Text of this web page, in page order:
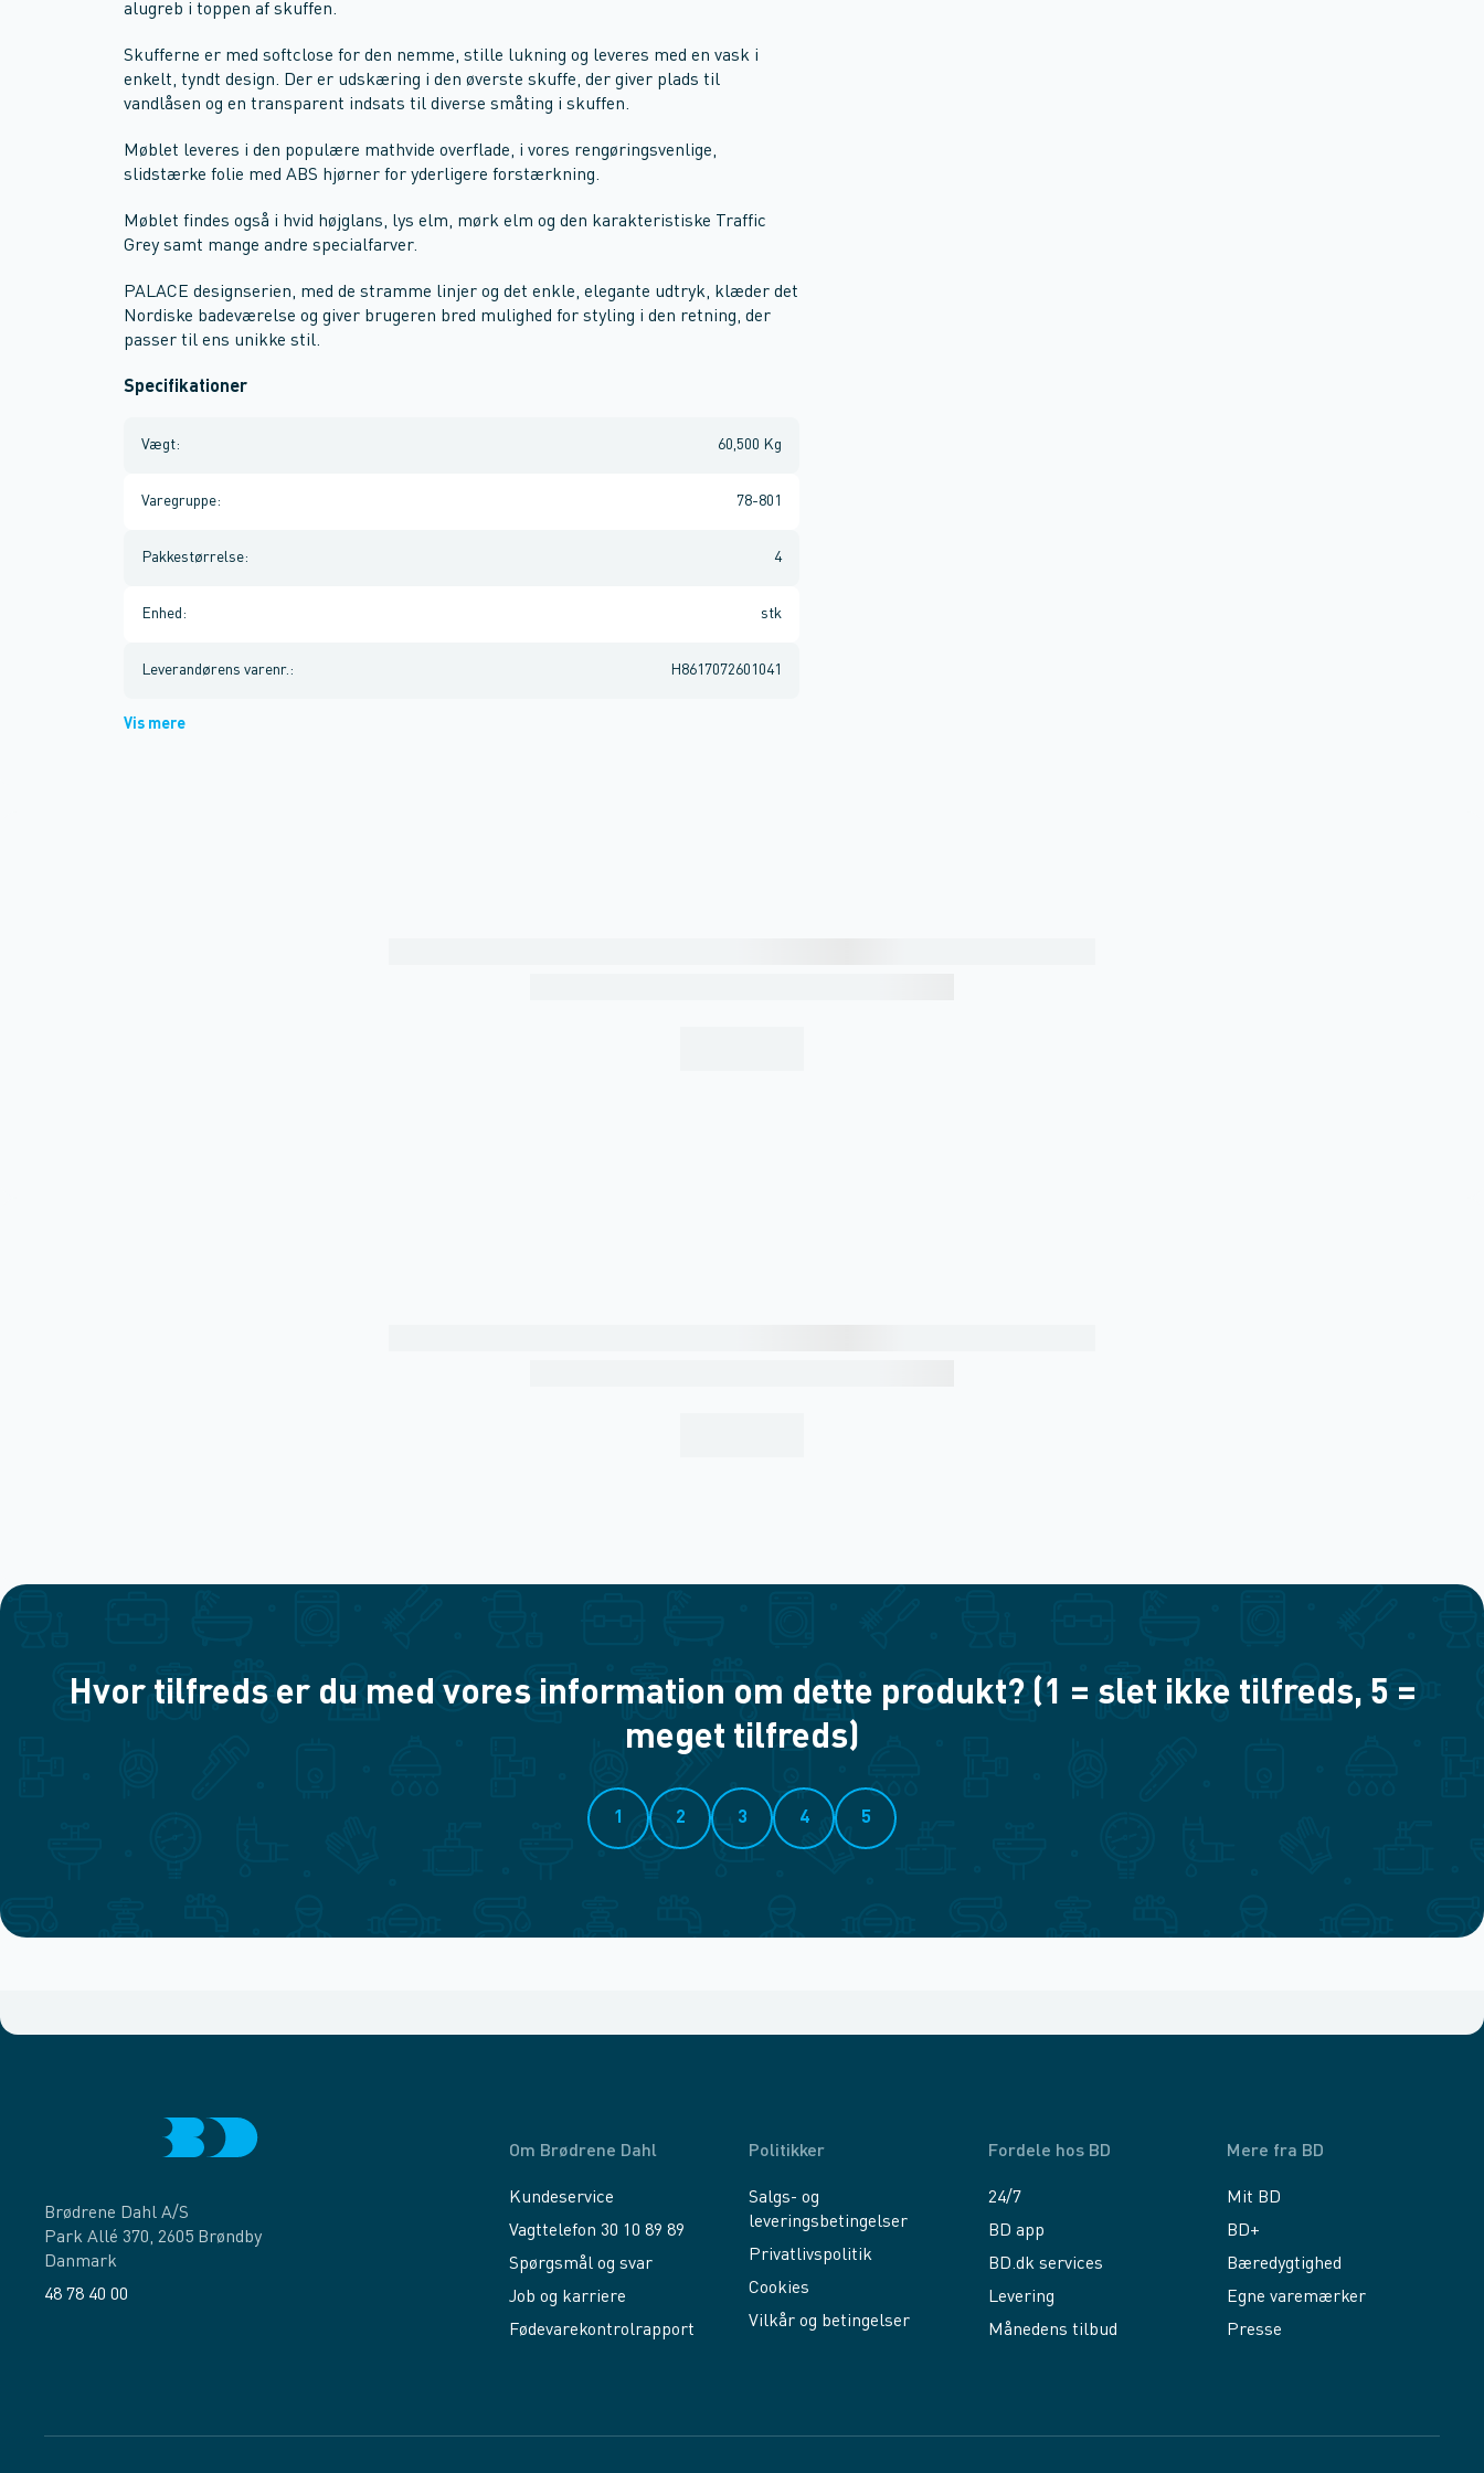
alugreb i toppen af skuffen.
Skufferne er med softclose for den nemme, stille lukning og leveres med en vask i
enkelt, tyndt design. Der er udskæring i den øverste skuffe, der giver plads til
vandlåsen og en transparent indsats til diverse småting i skuffen.
Møblet leveres i den populære mathvide overflade, i vores rengøringsvenlige,
slidstærke folie med ABS hjørner for yderligere forstærkning.
Møblet findes også i hvid højglans, lys elm, mørk elm og den karakteristiske Traffic
Grey samt mange andre specialfarver.
PALACE designserien, med de stramme linjer og det enkle, elegante udtryk, klæder det
Nordiske badeværelse og giver brugeren bred mulighed for styling i den retning, der
passer til ens unikke stil.
Specifikationer
Vægt: 60,500 Kg
Varegruppe: 78-801
Pakkestørrelse: 4
Enhed : stk
Leverandørens varenr. : H8617072601041
Vis mere
Hvor tilfreds er du med vores information om dette produkt? (1 = slet ikke tilfreds, 5 =
meget tilfreds)
1 2 3 4 5
Brødrene Dahl A/S
Park Allé 370, 2605 Brøndby
Danmark
48 78 40 00
Om Brødrene Dahl
Kundeservice
Vagttelefon 30 10 89 89
Spørgsmål og svar
Job og karriere
Fødevarekontrolrapport
Politikker
Salgs- og
leveringsbetingelser
Privatlivspolitik
Cookies
Vilkår og betingelser
Fordele hos BD
24/7
BD app
BD.dk services
Levering
Månedens tilbud
Mere fra BD
Mit BD
BD+
Bæredygtighed
Egne varemærker
Presse